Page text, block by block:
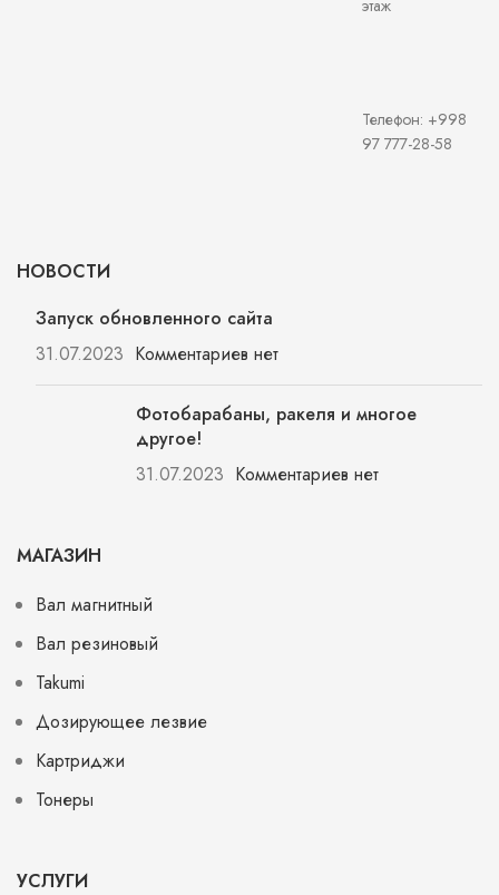
этаж
Телефон: +998
97 777-28-58
НОВОСТИ
Запуск обновленного сайта
31.07.2023 Комментариев нет
Фотобарабаны, ракеля и многое
другое!
31.07.2023 Комментариев нет
МАГАЗИН
Вал магнитный
Вал резиновый
Takumi
Дозирующее лезвие
Картриджи
Тонеры
УСЛУГИ